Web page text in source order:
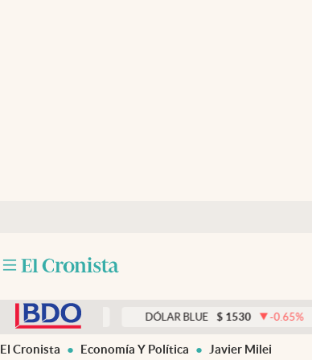
Otras secciones
0.00% DÓLAR BLUE $ 1530 -0.65 %
El Cronista Economía Y Política Javier Milei